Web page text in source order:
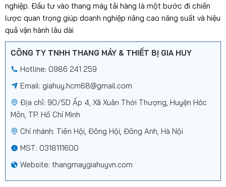
nghiệp. Đầu tư vào thang máy tải hàng là một bước đi chiến
lược quan trọng giúp doanh nghiệp nâng cao năng suất và hiệu
quả vận hành lâu dài
CÔNG TY TNHH THANG MÁY & THIẾT BỊ GIA HUY
Hotline: 0986 241 259
Email: giahuy.hcm68@gmail.com
Địa chỉ: 90/5D Ấp 4, Xã Xuân Thới Thượng, Huyện Hóc
Môn, TP. Hồ Chí Minh
Chí nhánh: Tiên Hội, Đông Hội, Đông Anh, Hà Nội
MST: 0318111600
Website: thangmaygiahuyvn.com